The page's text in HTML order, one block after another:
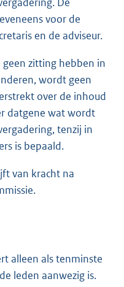
voor de
en de adviseur.
zitting hebben in
wordt geen
over de inhoud
datgene wat wordt
tenzij in
is bepaald.
van kracht na
alleen als tenminste
leden aanwezig is.